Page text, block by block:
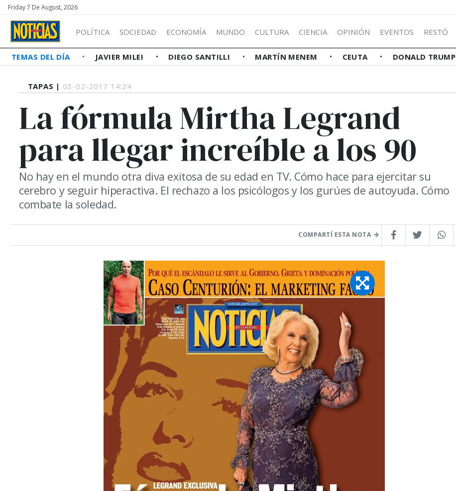
Friday 7 De August, 2026
POLÍTICA SOCIEDAD ECONOMÍA MUNDO CULTURA CIENCIA OPINIÓN EVENTOS RESTÓ
TEMAS DEL DÍA JAVIER MILEI DIEGO SANTILLI MARTÍN MENEM CEUTA DONALD TRUMP
TAPAS | 03-02-2017 14:24
La fórmula Mirtha Legrand
para llegar increíble a los 90
No hay en el mundo otra diva exitosa de su edad en TV. Cómo hace para ejercitar su
cerebro y seguir hiperactiva. El rechazo a los psicólogos y los gurúes de autoyuda. Cómo
combate la soledad.
COMPARTÍ ESTA NOTA